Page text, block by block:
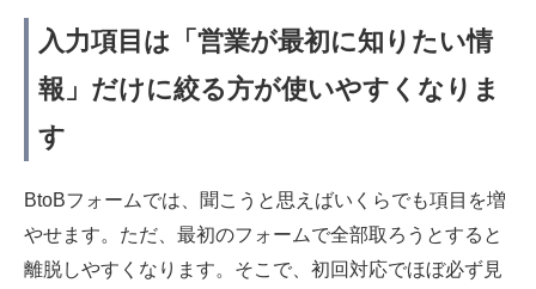
入力項目は「営業が最初に知りたい情
報」だけに絞る方が使いやすくなりま
す
BtoBフォームでは、聞こうと思えばいくらでも項目を増
やせます。ただ、最初のフォームで全部取ろうとすると
離脱しやすくなります。そこで、初回対応でほぼ必ず見